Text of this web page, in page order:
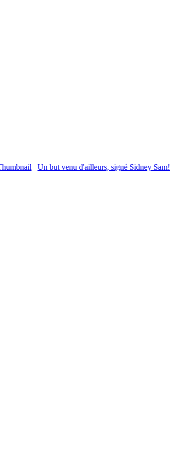
Un but venu d'ailleurs, signé Sidney Sam!